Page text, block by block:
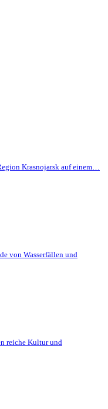
Krasnojarsk auf einem…
von Wasserfällen und
reiche Kultur und